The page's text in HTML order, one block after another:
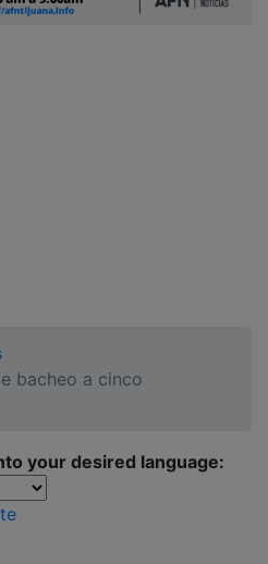
bacheo a cinco
your desired language: